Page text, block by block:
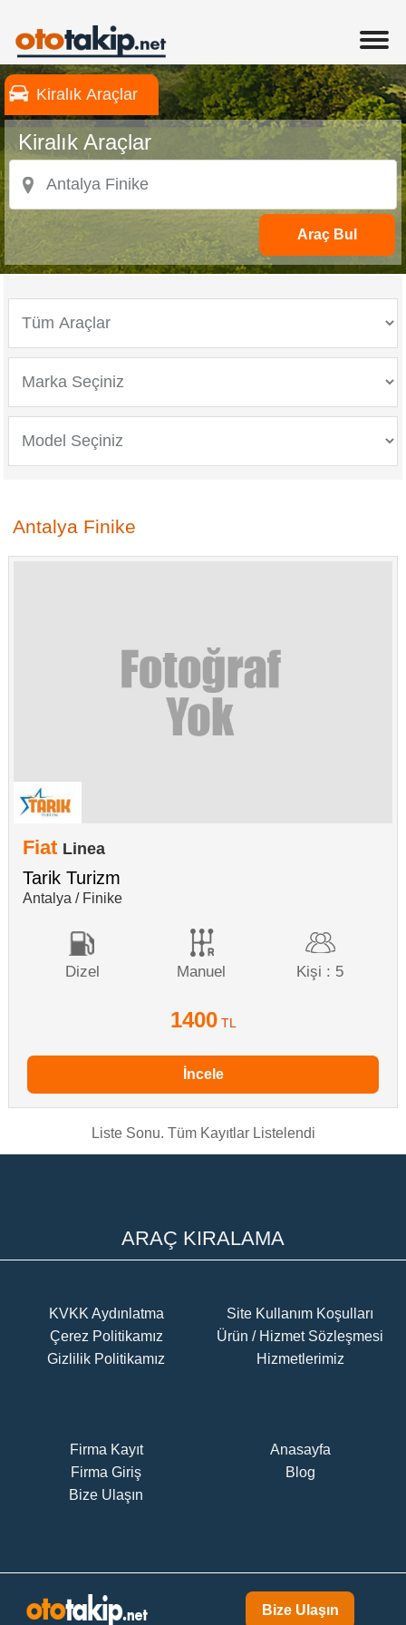
Kiralık Araçlar
Kiralık Araçlar
Antalya Finike
Fiat Linea
Tarik Turizm
Antalya / Finike
Dizel Manuel Kişi : 5
1400 TL
İncele
Liste Sonu. Tüm Kayıtlar Listelendi
ARAÇ KIRALAMA
KVKK Aydınlatma
Çerez Politikamız
Gizlilik Politikamız
Site Kullanım Koşulları
Ürün / Hizmet Sözleşmesi
Hizmetlerimiz
Firma Kayıt
Firma Giriş
Bize Ulaşın
Anasayfa
Blog
Bize Ulaşın